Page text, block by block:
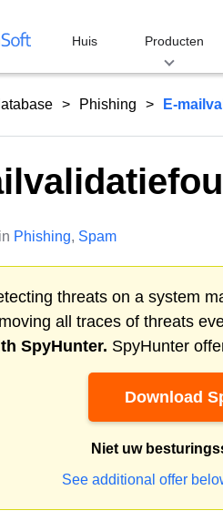
Huis Producten
Phishing E-
in Phishing, Spam
threats on a system
all traces of threats
SpyHunter. SpyHunter
Download
Niet uw
See additional offer